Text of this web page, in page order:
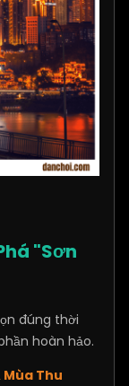
"Sơn
đúng thời
hoàn hảo.
Thu